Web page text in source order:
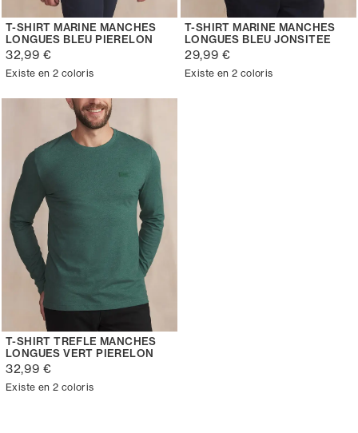
T-SHIRT MARINE MANCHES
LONGUES BLEU PIERELON
32,99 €
Existe en 2 coloris
T-SHIRT MARINE MANCHES
LONGUES BLEU JONSITEE
29,99 €
Existe en 2 coloris
T-SHIRT TREFLE MANCHES
LONGUES VERT PIERELON
32,99 €
Existe en 2 coloris